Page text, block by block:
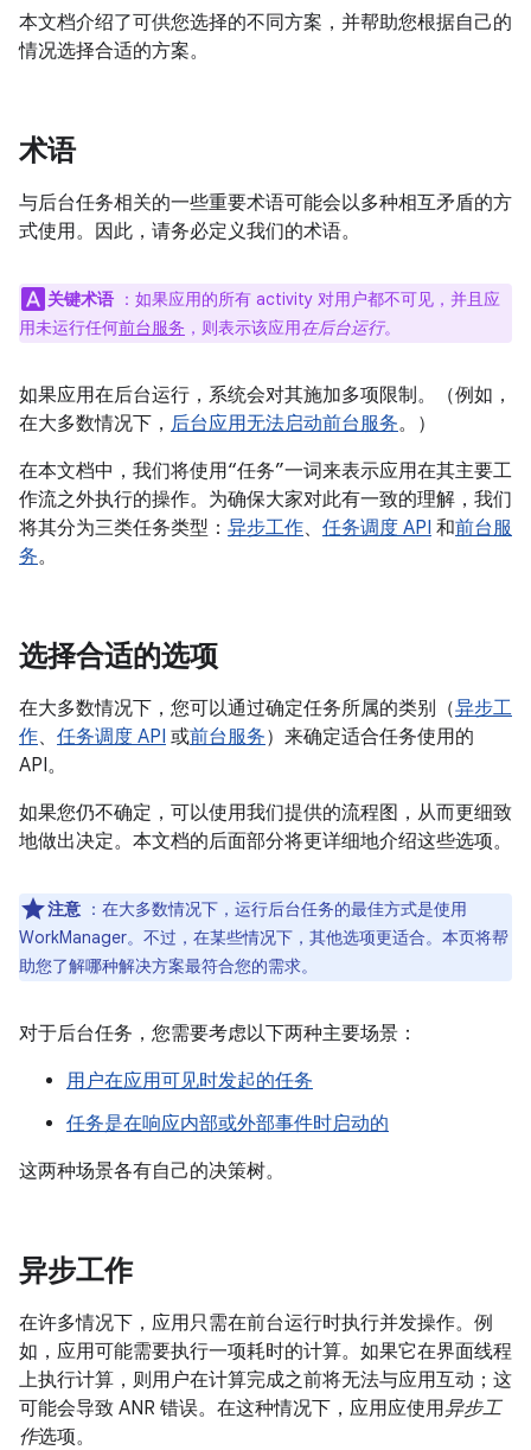
本文档介绍了可供您选择的不同方案，并帮助您根据自己的
情况选择合适的方案。
术语
与后台任务相关的一些重要术语可能会以多种相互矛盾的方
式使用。因此，请务必定义我们的术语。
关键术语 ：如果应用的所有 activity 对用户都不可见，并且应
用未运行任何前台服务 ，则表示该应用在后台运行。
如果应用在后台运行，系统会对其施加多项限制。（例如，
在大多数情况下， 后台应用无法启动前台服务。）
在本文档中，我们将使用“任务”一词来表示应用在其主要工
作流之外执行的操作。为确保大家对此有一致的理解，我们
将其分为三类任务类型： 异步工作、 任务调度 API 和前台服
务。
选择合适的选项
在大多数情况下，您可以通过确定任务所属的类别（异步工
作、 任务调度 API 或前台服务）来确定适合任务使用的
API。
如果您仍不确定，可以使用我们提供的流程图，从而更细致
地做出决定。本文档的后面部分将更详细地介绍这些选项。
注意 ：在大多数情况下，运行后台任务的最佳方式是使用
WorkManager。不过，在某些情况下，其他选项更适合。本页将帮
助您了解哪种解决方案最符合您的需求。
对于后台任务，您需要考虑以下两种主要场景：
用户在应用可见时发起的任务
任务是在响应内部或外部事件时启动的
这两种场景各有自己的决策树。
异步工作
在许多情况下，应用只需在前台运行时执行并发操作。例
如，应用可能需要执行一项耗时的计算。如果它在界面线程
上执行计算，则用户在计算完成之前将无法与应用互动；这
可能会导致 ANR 错误。在这种情况下，应用应使用异步工
作选项。